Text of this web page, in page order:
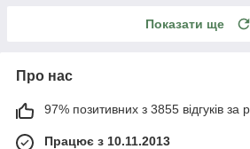
Показати ще
Про нас
97% позитивних з 3855 відгуків за
Працює з 10.11.2013